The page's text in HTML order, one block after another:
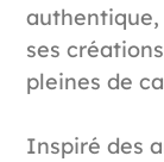
ses
pleines de
Inspiré des